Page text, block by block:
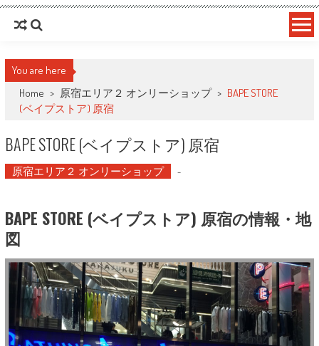
You are here
Home > 原宿エリア２ オンリーショップ > BAPE STORE
(ベイプストア) 原宿
BAPE STORE (ベイプストア) 原宿
原宿エリア２ オンリーショップ -
BAPE STORE (ベイプストア) 原宿の情報・地
図